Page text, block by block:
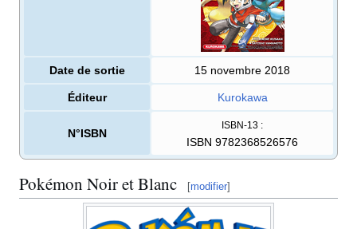
Date de sortie 15 novembre 2018
Éditeur Kurokawa
N°ISBN
ISBN-13 :
ISBN 9782368526576
Pokémon Noir et Blanc [modifier]